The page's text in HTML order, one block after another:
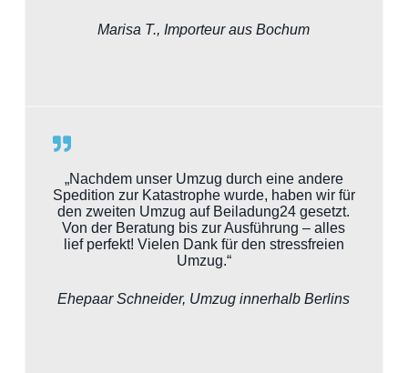
Marisa T., Importeur aus Bochum
„Nachdem unser Umzug durch eine andere
Spedition zur Katastrophe wurde, haben wir für
den zweiten Umzug auf Beiladung24 gesetzt.
Von der Beratung bis zur Ausführung – alles
lief perfekt! Vielen Dank für den stressfreien
Umzug.“
Ehepaar Schneider, Umzug innerhalb Berlins